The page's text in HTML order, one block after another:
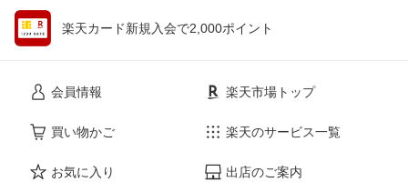
楽天カード新規入会で2,000ポイント
会員情報
買い物かご
お気に入り
楽天市場トップ
楽天のサービス一覧
出店のご案内